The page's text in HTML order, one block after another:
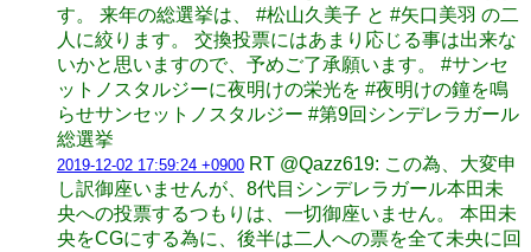
す。 来年の総選挙は、 #松山久美子 と #矢口美羽 の二
人に絞ります。 交換投票にはあまり応じる事は出来な
いかと思いますので、予めご了承願います。 #サンセ
ットノスタルジーに夜明けの栄光を #夜明けの鐘を鳴
らせサンセットノスタルジー #第9回シンデレラガール
総選挙
2019-12-02 17:59:24 +0900 RT @Qazz619: この為、大変申
し訳御座いませんが、8代目シンデレラガール本田未
央への投票するつもりは、一切御座いません。 本田未
央をCGにする為に、後半は二人への票を全て未央に回